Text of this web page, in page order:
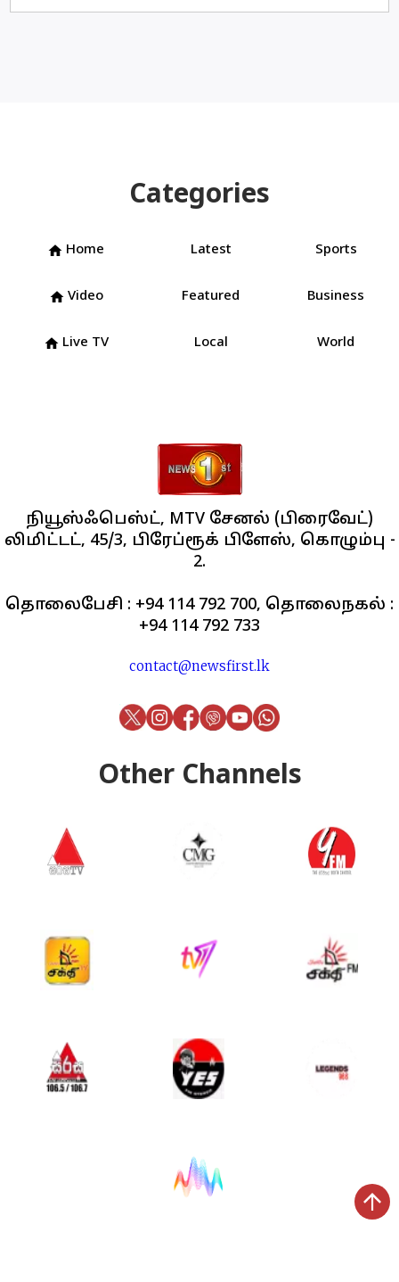
நியூஸ்ஃபெஸ்ட், MTV சேனல் (பிரைவேட்)
லிமிட்டட், 45/3, பிரேப்ரூக் பிளேஸ், கொழும்பு -
2.
தொலைபேசி : +94 114 792 700, தொலைநகல் :
+94 114 792 733
contact@newsfirst.lk
Categories
home Home Latest Sports
home Video Featured Business
home Live TV Local World
Other Channels